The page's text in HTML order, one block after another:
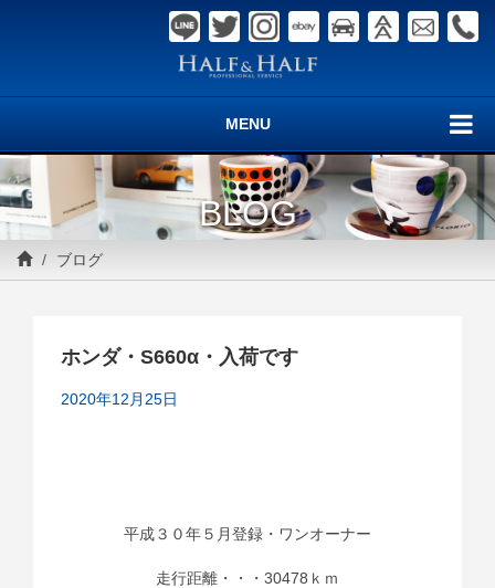
MENU
BLOG
ブログ
ホンダ・S660α・入荷です
2020年12月25日
平成３０年５月登録・ワンオーナー
走行距離・・・30478ｋｍ